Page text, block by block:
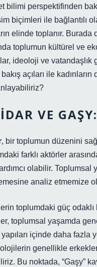
bilimi perspektifinden
biçimleri ile bağlantılı
elinde toplanır.
toplumun kültürel ve
ideoloji ve
açıları ile
VE
, bir toplumun düzenini
farklı aktörler
olabilir. Toplumsal
analiz etmemize
toplumdaki güç odaklı
toplumsal yaşamda
içinde daha fazla
genellikle
Bu noktada, “Gaşy”